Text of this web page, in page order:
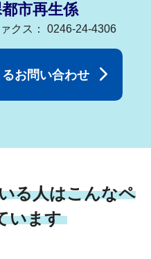
市再生係
クス： 0246-24-4306
お問い合わせ
る人はこんなペ
います